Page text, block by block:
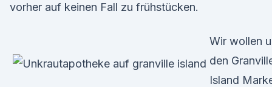
vorher auf keinen Fall zu frühstücken.
Wir wollen
den
Island